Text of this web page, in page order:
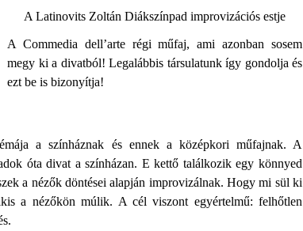
A Latinovits Zoltán Diákszínpad improvizációs estje
A Commedia dell’arte régi műfaj, ami azonban sosem
megy ki a divatból! Legalábbis társulatunk így gondolja és
ezt be is bizonyítja!
a színháznak és ennek a középkori műfajnak. A
óta divat a színházan. E kettő találkozik egy könnyed
a nézők döntései alapján improvizálnak. Hogy mi sül ki
a nézőkön múlik. A cél viszont egyértelmű: felhőtlen